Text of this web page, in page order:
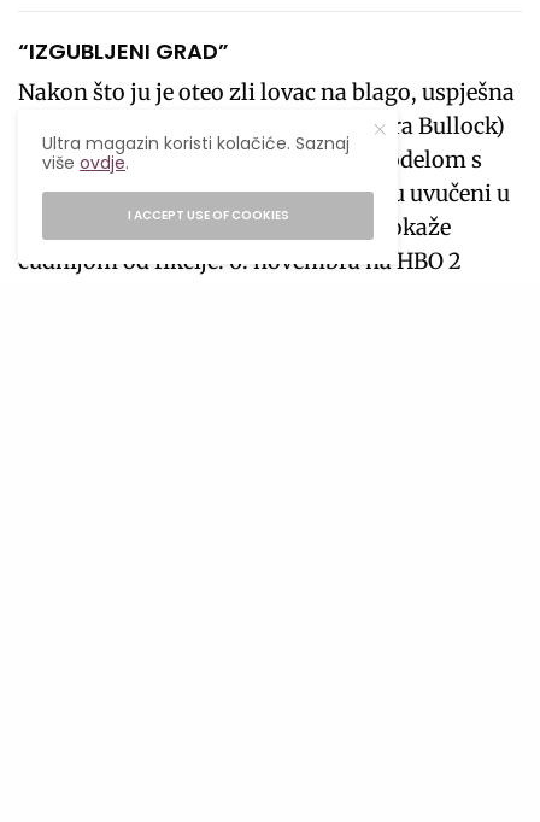
“IZGUBLJENI GRAD”
Nakon što ju je oteo zli lovac na blago, uspješna
spisateljica ljubavnih romana (Sandra Bullock)
prisiljena je udružiti se sa svojim modelom s
naslovnice (Channing Tatum) dok su uvučeni u
krvavu avanturu u džungli koja se pokaže
čudnijom od fikcije. 6. novembra na HBO 2
Ultra magazin koristi kolačiće. Saznaj
višeovdje.
I ACCEPT USE OF COOKIES